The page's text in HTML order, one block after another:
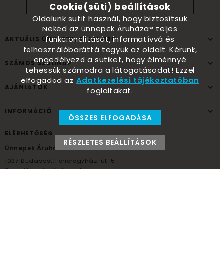
AKTUÁLIS ÜNNEPEK, ALKALMAK
SZÁMOS SZÜLINAP
AJÁNLATOK
INFORMÁCIÓ
ELÉRHETŐSÉG
Ünnepek Áruháza
1037 Budapest, Fehéregyházi út 15.
Személyes átvételi pont
Cookie(süti) beállítások
Oldalunk sütit használ, hogy biztosítsuk
Neked az Ünnepek Áruháza® teljes
funkcionalitását, informatívvá és
felhasználóbaráttá tegyük az oldalt. Kérünk,
engedélyezd a sütiket, hogy élménnyé
tehessük számodra a látogatásodat! Ezzel
elfogadod azAdatkezelési tájékoztatóban
foglaltakat.
ÖSSZES ELFOGADÁSA
RÉSZLETES BEÁLLÍTÁSOK